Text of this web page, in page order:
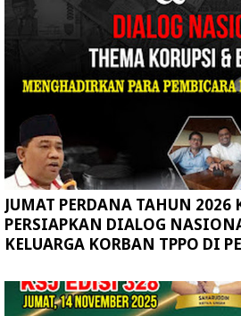
JUMAT PERDANA TAHUN 2026
PERSIAPKAN DIALOG
KELUARGA KORBAN TPPO DI